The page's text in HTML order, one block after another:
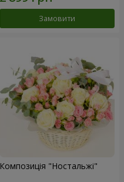
Замовити
Композиція "Ностальжі"